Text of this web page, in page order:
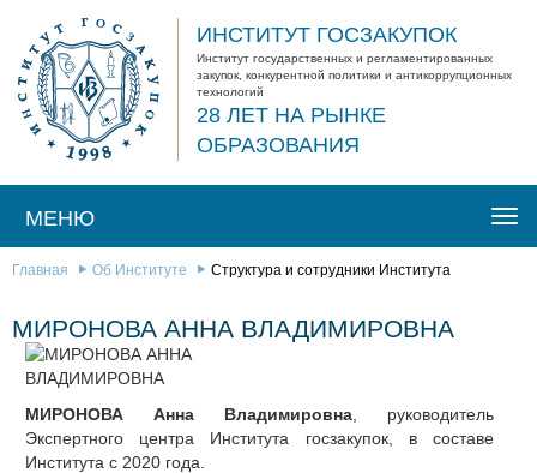
ИНСТИТУТ ГОСЗАКУПОК
Институт государственных и регламентированных
закупок, конкурентной политики и антикоррупционных
технологий
28 ЛЕТ НА РЫНКЕ
ОБРАЗОВАНИЯ
МЕНЮ
Главная Об Институте Структура и сотрудники Института
МИРОНОВА АННА ВЛАДИМИРОВНА
МИРОНОВА Анна Владимировна , руководитель
Экспертного центра Института госзакупок, в составе
Института с 2020 года.